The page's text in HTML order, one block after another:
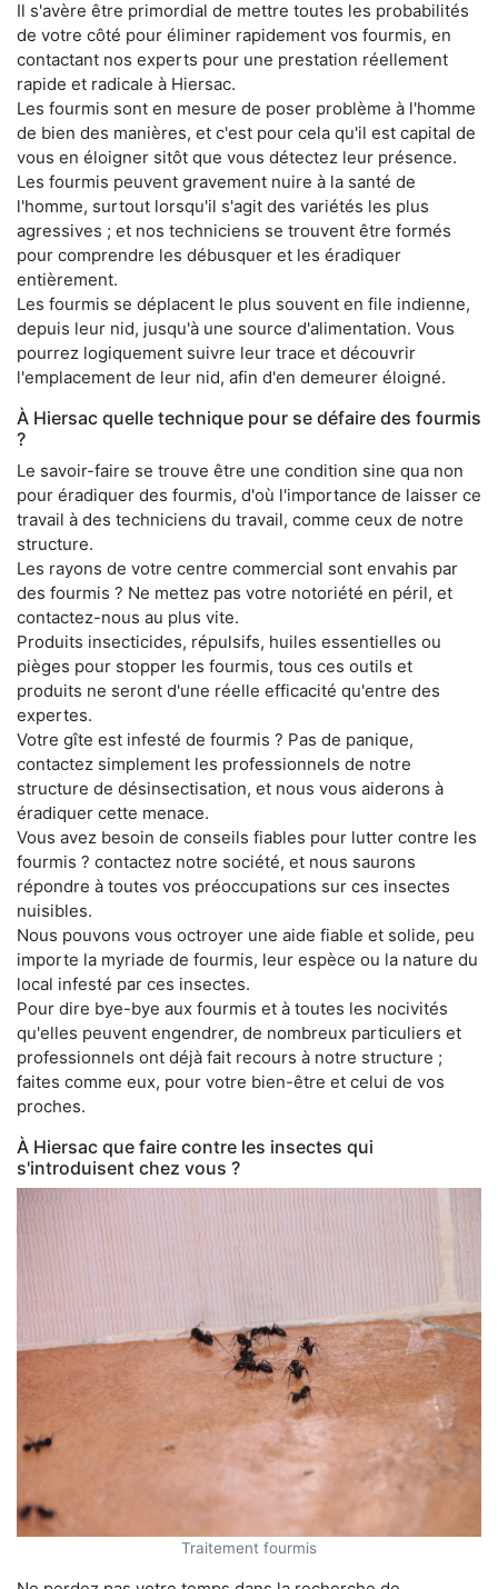
Il s'avère être primordial de mettre toutes les probabilités
de votre côté pour éliminer rapidement vos fourmis, en
contactant nos experts pour une prestation réellement
rapide et radicale à Hiersac.
Les fourmis sont en mesure de poser problème à l'homme
de bien des manières, et c'est pour cela qu'il est capital de
vous en éloigner sitôt que vous détectez leur présence.
Les fourmis peuvent gravement nuire à la santé de
l'homme, surtout lorsqu'il s'agit des variétés les plus
agressives ; et nos techniciens se trouvent être formés
pour comprendre les débusquer et les éradiquer
entièrement.
Les fourmis se déplacent le plus souvent en file indienne,
depuis leur nid, jusqu'à une source d'alimentation. Vous
pourrez logiquement suivre leur trace et découvrir
l'emplacement de leur nid, afin d'en demeurer éloigné.
À Hiersac quelle technique pour se défaire des fourmis
?
Le savoir-faire se trouve être une condition sine qua non
pour éradiquer des fourmis, d'où l'importance de laisser ce
travail à des techniciens du travail, comme ceux de notre
structure.
Les rayons de votre centre commercial sont envahis par
des fourmis ? Ne mettez pas votre notoriété en péril, et
contactez-nous au plus vite.
Produits insecticides, répulsifs, huiles essentielles ou
pièges pour stopper les fourmis, tous ces outils et
produits ne seront d'une réelle efficacité qu'entre des
expertes.
Votre gîte est infesté de fourmis ? Pas de panique,
contactez simplement les professionnels de notre
structure de désinsectisation, et nous vous aiderons à
éradiquer cette menace.
Vous avez besoin de conseils fiables pour lutter contre les
fourmis ? contactez notre société, et nous saurons
répondre à toutes vos préoccupations sur ces insectes
nuisibles.
Nous pouvons vous octroyer une aide fiable et solide, peu
importe la myriade de fourmis, leur espèce ou la nature du
local infesté par ces insectes.
Pour dire bye-bye aux fourmis et à toutes les nocivités
qu'elles peuvent engendrer, de nombreux particuliers et
professionnels ont déjà fait recours à notre structure ;
faites comme eux, pour votre bien-être et celui de vos
proches.
À Hiersac que faire contre les insectes qui
s'introduisent chez vous ?
Traitement fourmis